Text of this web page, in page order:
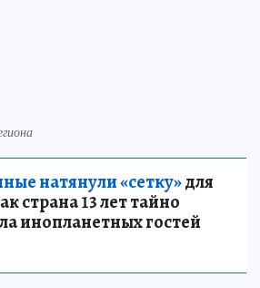
натянули «сетку»для
страна 13 лет тайно
инопланетных гостей